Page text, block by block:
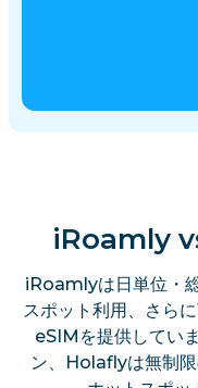
iRoamly
iRoamlyは日単位・
スポット利用、さら
eSIMを提供してい
ン、Holaflyは無制